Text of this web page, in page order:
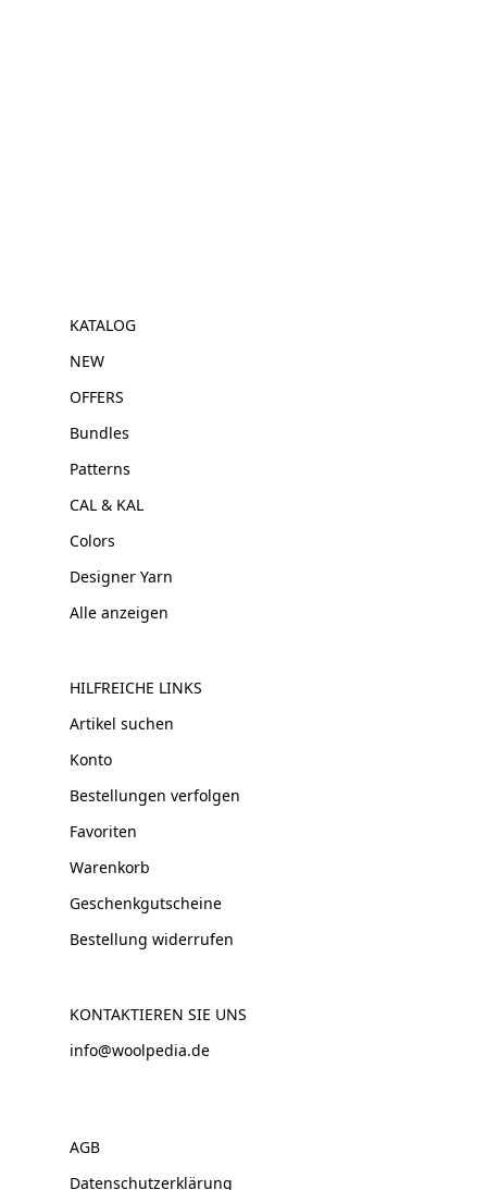
KATALOG
NEW
OFFERS
Bundles
Patterns
CAL & KAL
Colors
Designer Yarn
Alle anzeigen
HILFREICHE LINKS
Artikel suchen
Konto
Bestellungen verfolgen
Favoriten
Warenkorb
Geschenkgutscheine
Bestellung widerrufen
KONTAKTIEREN SIE UNS
info@woolpedia.de
AGB
Datenschutzerklärung